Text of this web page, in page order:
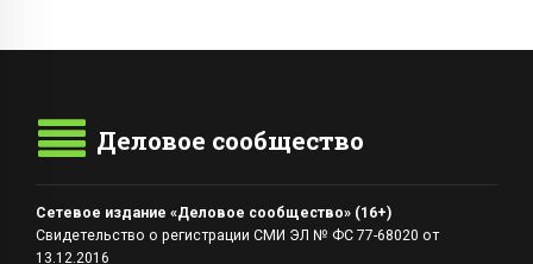
Деловое сообщество
Сетевое издание «Деловое сообщество» (16+)
Свидетельство о регистрации СМИ ЭЛ № ФС 77-68020 от
13.12.2016